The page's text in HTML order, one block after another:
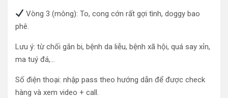
Vòng 3 (mông): To, cong cớn rất gợi tình, doggy bao
phê.
Lưu ý: từ chối gắn bi, bệnh da liễu, bệnh xã hội, quá say xỉn,
ma tuý đá,…
Số điện thoại: nhập pass theo hướng dẫn để được check
hàng và xem video + call.